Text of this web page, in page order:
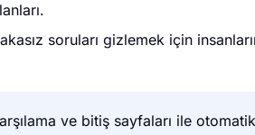
soruları gizlemek için
ve bitiş sayfaları ile